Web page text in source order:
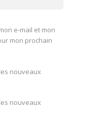
e-mail et mon
mon prochain
nouveaux
nouveaux